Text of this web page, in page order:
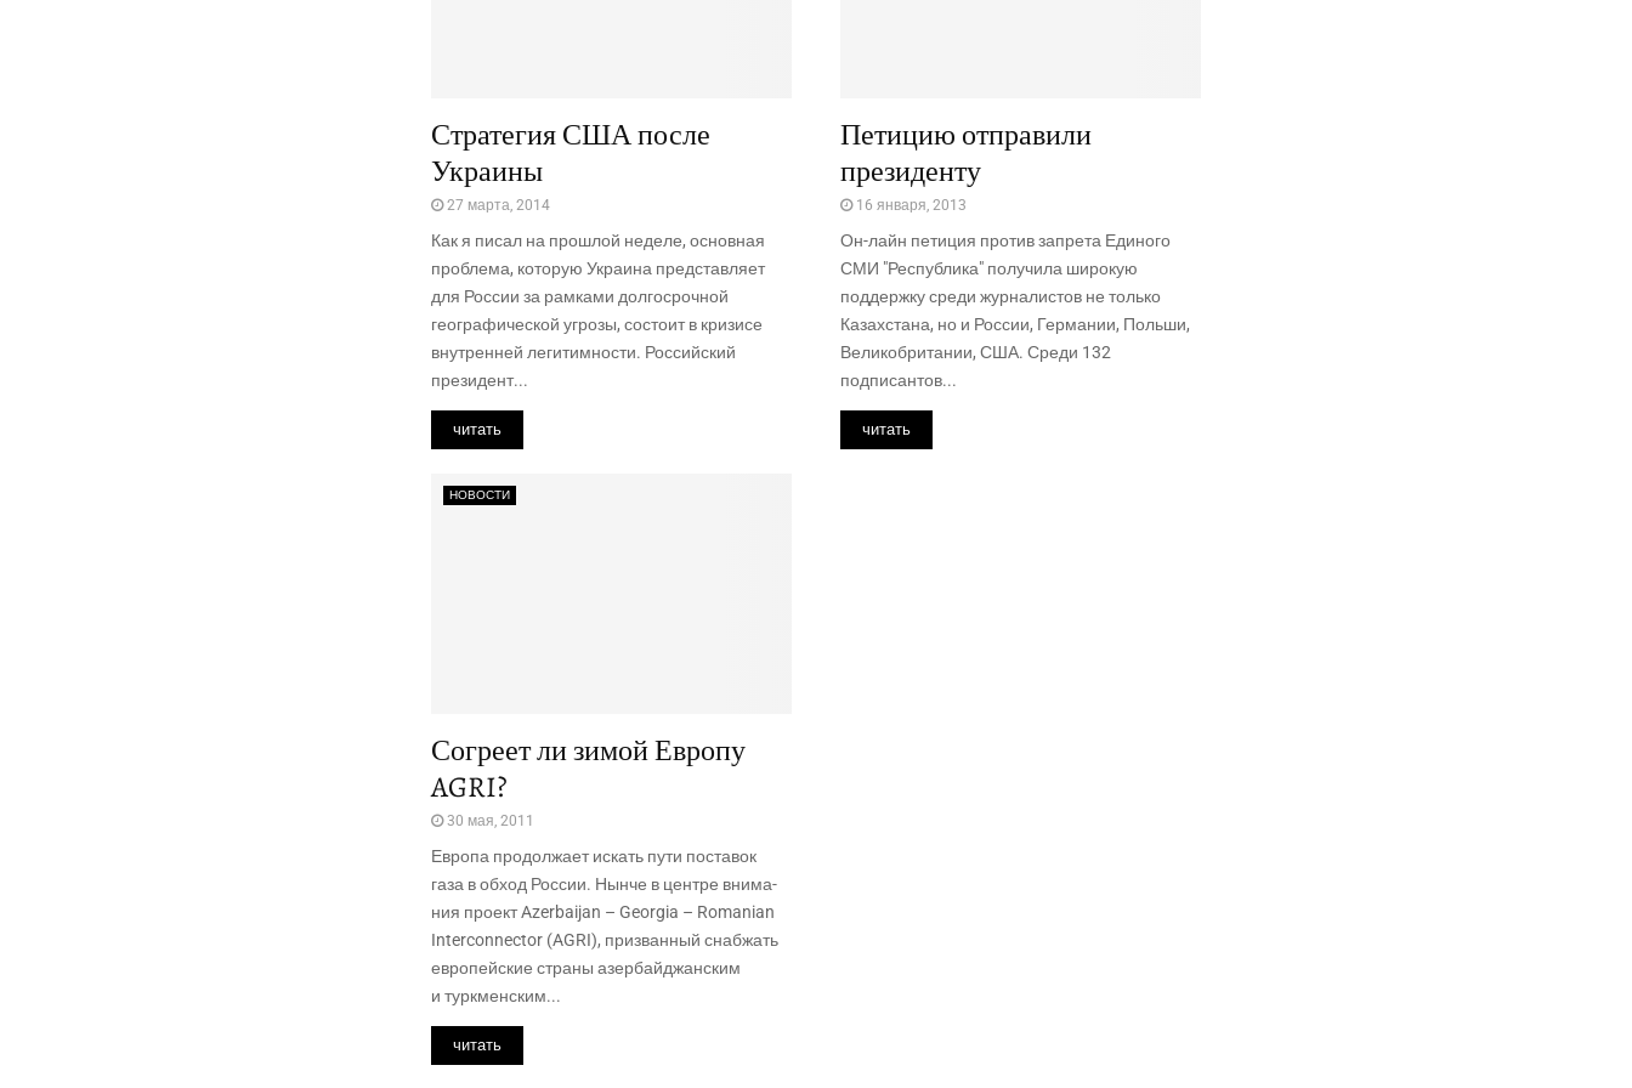
Стратегия США после
Украины
27 марта, 2014
Как я писал на прошлой неделе, основная
проблема, которую Украина представляет
для России за рамками долгосрочной
географической угрозы, состоит в кризисе
внутренней легитимности. Российский
президент...
читать
Петицию отправили
президенту
16 января, 2013
Он-лайн петиция против запрета Единого
СМИ "Республика" получила широкую
поддержку среди журналистов не только
Казахстана, но и России, Германии, Польши,
Великобритании, США. Среди 132
подписантов...
читать
НОВОСТИ
Согреет ли зимой Европу
AGRI?
30 мая, 2011
Евро­па про­дол­жа­ет искать пути поста­вок
газа в обход Рос­сии. Нын­че в цен­тре вни­ма­
ния про­ект Azerbaijan – Georgia – Romanian
Interconnector (AGRI), при­зван­ный снаб­жать
евро­пей­ские стра­ны азер­бай­джан­ским
и турк­мен­ским...
читать